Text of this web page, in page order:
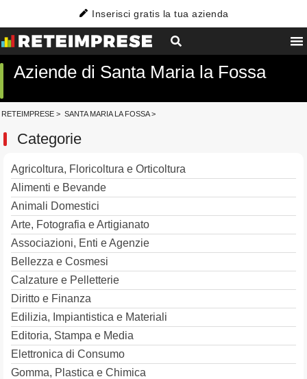
Inserisci gratis la tua azienda
Aziende di Santa Maria la Fossa
RETEIMPRESE > SANTA MARIA LA FOSSA>
Categorie
Agricoltura, Floricoltura e Orticoltura
Alimenti e Bevande
Animali Domestici
Arte, Fotografia e Artigianato
Associazioni, Enti e Agenzie
Bellezza e Cosmesi
Calzature e Pelletterie
Diritto e Finanza
Edilizia, Impiantistica e Materiali
Editoria, Stampa e Media
Elettronica di Consumo
Gomma, Plastica e Chimica